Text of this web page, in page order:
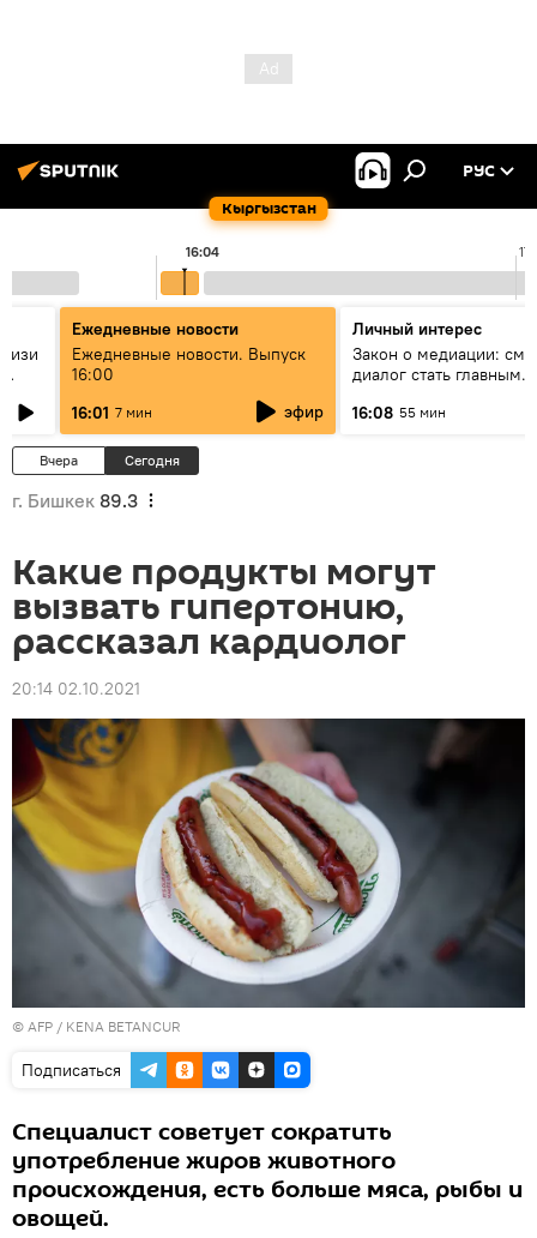
Кыргызстан
РУС
16:04
изи
Ежедневные новости
Ежедневные новости. Выпуск
16:00
16:01 7 мин эфир
Личный интерес
Закон о медиации:
диалог стать главным
Кыргызстане?
16:08 55 мин
Вчера Сегодня
г. Бишкек 89.3
Какие продукты могут
вызвать гипертонию,
рассказал кардиолог
20:14 02.10.2021
© AFP / KENA BETANCUR
Подписаться
Специалист советует сократить
употребление жиров животного
происхождения, есть больше мяса, рыбы и
овощей.